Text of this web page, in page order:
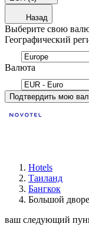
Назад
Выберите свою
Географический
Валюта
Подтвердить мою
Hotels
Таиланд
Бангкок
Большой
ваш следующий